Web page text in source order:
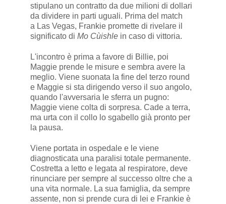
stipulano un contratto da due milioni di dollari
da dividere in parti uguali. Prima del match
a Las Vegas, Frankie promette di rivelare il
significato di Mo Cùishlein caso di vittoria.
L'incontro è prima a favore di Billie, poi
Maggie prende le misure e sembra avere la
meglio. Viene suonata la fine del terzo round
e Maggie si sta dirigendo verso il suo angolo,
quando l'avversaria le sferra un pugno:
Maggie viene colta di sorpresa. Cade a terra,
ma urta con il collo lo sgabello già pronto per
la pausa.
Viene portata in ospedale e le viene
diagnosticata una paralisi totale permanente.
Costretta a letto e legata al respiratore, deve
rinunciare per sempre al successo oltre che a
una vita normale. La sua famiglia, da sempre
assente, non si prende cura di lei e Frankie è